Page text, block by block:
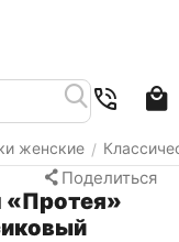
женские /
Поделиться
«Протея»